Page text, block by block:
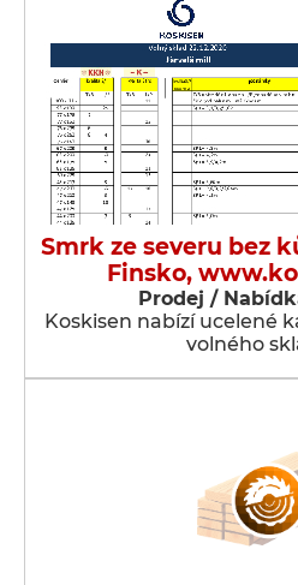
Smrk ze severu bez
Finsko,
Prodej /
Koskisen nabízí ucelené
volného